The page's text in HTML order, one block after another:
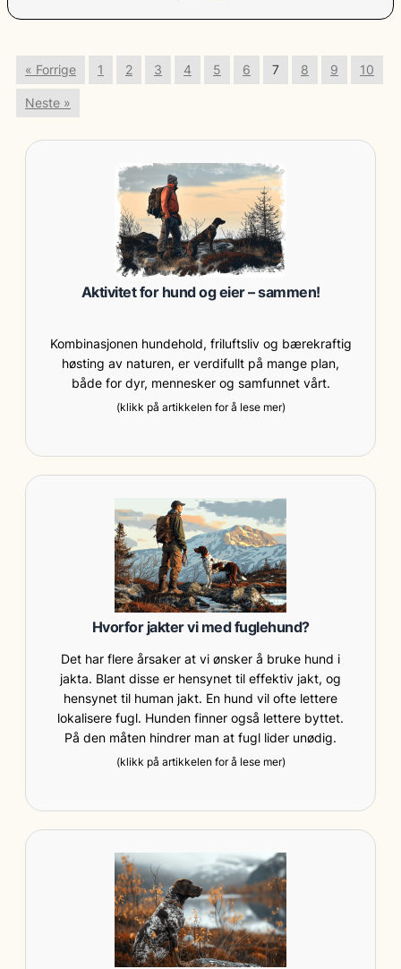
« Forrige 1 2 3 4 5 6 7 8 9 10
Neste »
Aktivitet for hund og eier – sammen!
Kombinasjonen hundehold, friluftsliv og bærekraftig
høsting av naturen, er verdifullt på mange plan,
både for dyr, mennesker og samfunnet vårt.
(klikk på artikkelen for å lese mer)
Hvorfor jakter vi med fuglehund?
Det har flere årsaker at vi ønsker å bruke hund i
jakta. Blant disse er hensynet til effektiv jakt, og
hensynet til human jakt. En hund vil ofte lettere
lokalisere fugl. Hunden finner også lettere byttet.
På den måten hindrer man at fugl lider unødig.
(klikk på artikkelen for å lese mer)